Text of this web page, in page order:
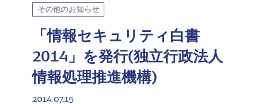
その他のお知らせ
「情報セキュリティ白書
2014」を発行(独立行政法人
情報処理推進機構)
2014.07.15